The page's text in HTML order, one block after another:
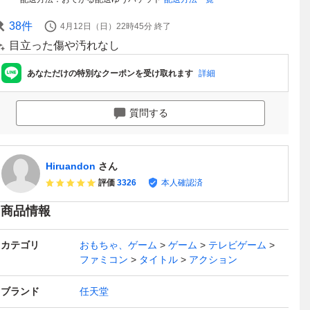
38件 4月12日（日）22時45分 終了
目立った傷や汚れなし
あなただけの特別なクーポンを受け取れます 詳細
質問する
Hiruandon さん
評価 3326 本人確認済
商品情報
カテゴリ おもちゃ、ゲーム ゲーム
テレビゲーム
ファミコン
タイトル アクション
ブランド 任天堂